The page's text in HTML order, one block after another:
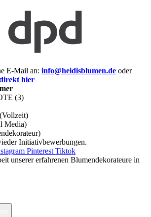
E-Mail an: info@heidisblumen.de oder
hier
(3)
(Vollzeit)
Media)
Initiativbewerbungen.
Pinterest Tiktok
unserer erfahrenen Blumendekorateure in